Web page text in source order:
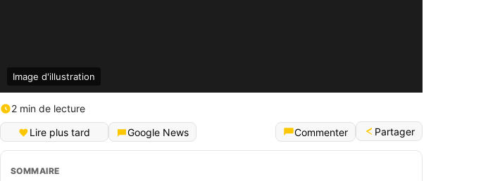
Image d'illustration
2 min de lecture
Lire plus tard
Google News Commenter Partager
SOMMAIRE